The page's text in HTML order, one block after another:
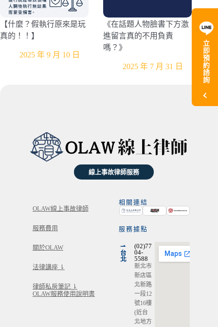
立
即
預
約
諮
詢
【什麼？假執行原來是玩
真的！！】
2025 年 9 月 10 日
《在話題人物臉書下方激
進留言真的不用負責
嗎？》
2025 年 7 月 31 日
線上事故律師服務
OLAW線上事故律師
服務費用
關於OLAW
法律講座 ⇂
律師私房筆記 ⇂
OLAW服務使用說明書
相關連結
服務據點
⇀
台
北
(02)77
04-
5588
新北市
新店區
北新路
一段12
號16樓
(近台
北地方